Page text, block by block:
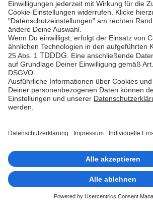
Hilfe-Center
Status
Feedback &
© Unzer Group GmbH